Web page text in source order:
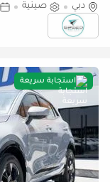
دبي
صينية
استجابة سريعة